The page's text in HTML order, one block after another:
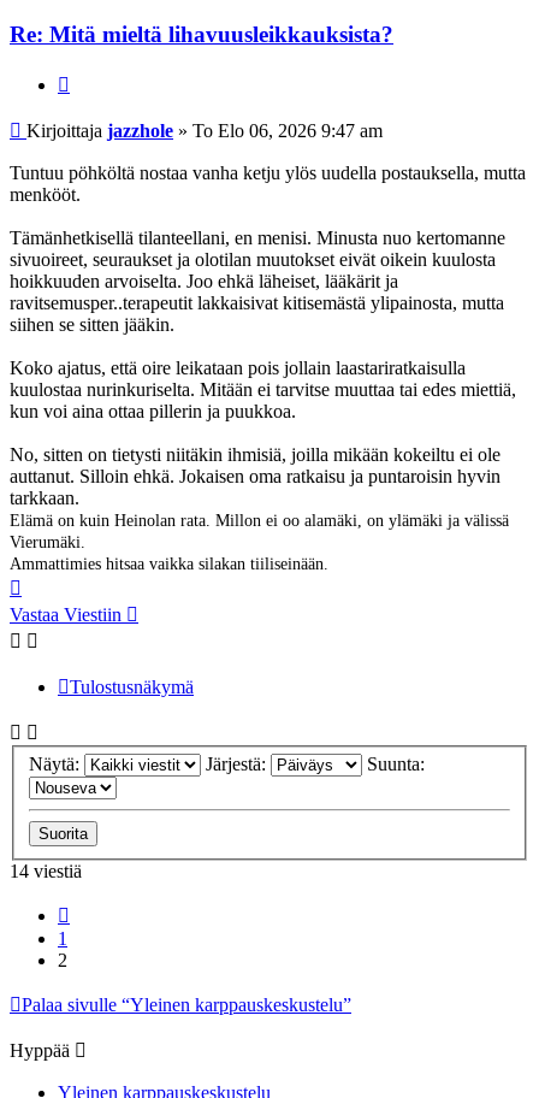
Re: Mitä mieltä lihavuusleikkauksista?
Viesti
Kirjoittaja jazzhole » To Elo 06, 2026 9:47 am
Tuntuu pöhköltä nostaa vanha ketju ylös uudella postauksella, mutta
menkööt.
Tämänhetkisellä tilanteellani, en menisi. Minusta nuo kertomanne
sivuoireet, seuraukset ja olotilan muutokset eivät oikein kuulosta
hoikkuuden arvoiselta. Joo ehkä läheiset, lääkärit ja
ravitsemusper..terapeutit lakkaisivat kitisemästä ylipainosta, mutta
siihen se sitten jääkin.
Koko ajatus, että oire leikataan pois jollain laastariratkaisulla
kuulostaa nurinkuriselta. Mitään ei tarvitse muuttaa tai edes miettiä,
kun voi aina ottaa pillerin ja puukkoa.
No, sitten on tietysti niitäkin ihmisiä, joilla mikään kokeiltu ei ole
auttanut. Silloin ehkä. Jokaisen oma ratkaisu ja puntaroisin hyvin
tarkkaan.
Elämä on kuin Heinolan rata. Millon ei oo alamäki, on ylämäki ja välissä
Vierumäki.
Ammattimies hitsaa vaikka silakan tiiliseinään.
Vastaa Viestiin
Tulostusnäkymä
Näytä: Järjestä: Suunta:
14 viestiä
1
2
Palaa sivulle “Yleinen karppauskeskustelu”
Hyppää
Yleinen karppauskeskustelu